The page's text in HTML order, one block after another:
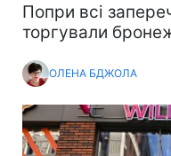
Попри всі
торгували
ОЛЕНА БДЖОЛА